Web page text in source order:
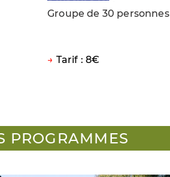
Groupe de 30 personnes
Tarif : 8€
PROGRAMMES